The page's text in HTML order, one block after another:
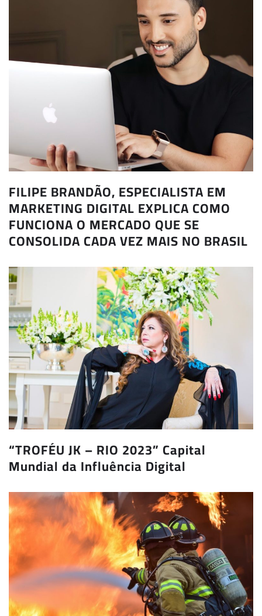
FILIPE BRANDÃO, ESPECIALISTA EM
MARKETING DIGITAL EXPLICA COMO
FUNCIONA O MERCADO QUE SE
CONSOLIDA CADA VEZ MAIS NO BRASIL
“TROFÉU JK – RIO 2023” Capital
Mundial da Influência Digital